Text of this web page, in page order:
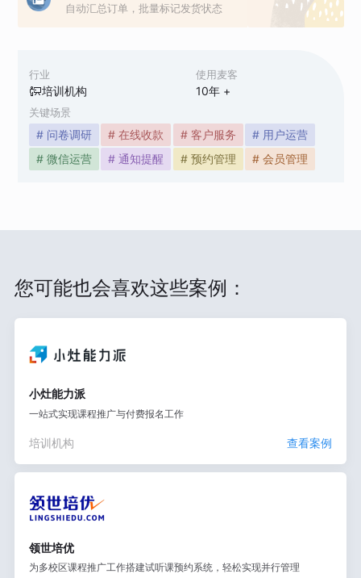
行业
培训机构
使用麦客
10年 +
关键场景
# 问卷调研 # 在线收款 # 客户服务
# 用户运营
# 微信运营
# 通知提醒 # 预约管理 # 会员管理
自动汇总订单，批量标记发货状态
您可能也会喜欢这些案例：
小灶能力派
一站式实现课程推广与付费报名工作
培训机构 查看案例
领世培优
为多校区课程推广工作搭建试听课预约系统，轻松实现并行管理